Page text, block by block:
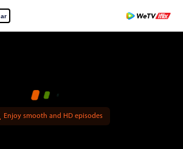
ar
Enjoy smooth and HD episodes